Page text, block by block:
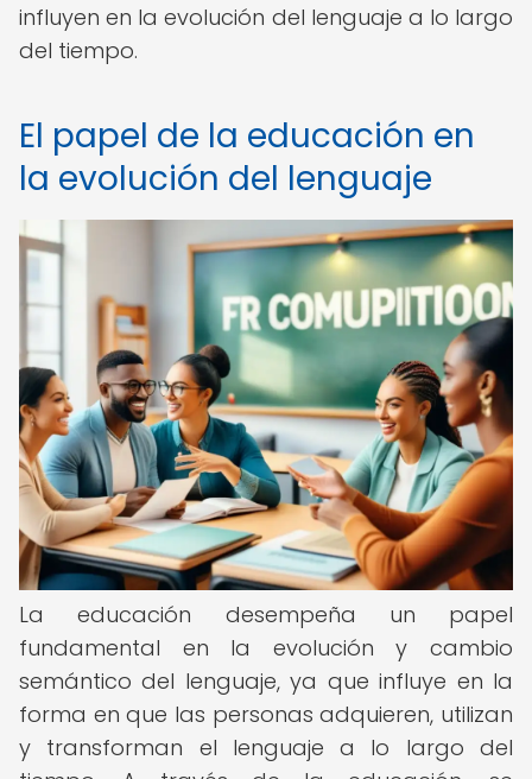
influyen en la evolución del lenguaje a lo largo
del tiempo.
El papel de la educación en
la evolución del lenguaje
La educación desempeña un papel
fundamental en la evolución y cambio
semántico del lenguaje, ya que influye en la
forma en que las personas adquieren, utilizan
y transforman el lenguaje a lo largo del